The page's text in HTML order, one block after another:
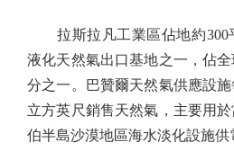
拉斯拉凡工業區佔地約300
液化天然氣出口基地之一，佔
分之一。巴贊爾天然氣供應設
立方英尺銷售天然氣，主要用
伯半島沙漠地區海水淡化設施供